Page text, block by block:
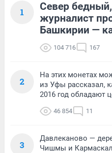
1
Север
журналист
Башкирии —
104 716 167
2
На этих монетах
из Уфы рассказал,
2016 год обладают
46 854 11
3
Давлеканово —
Чишмы и